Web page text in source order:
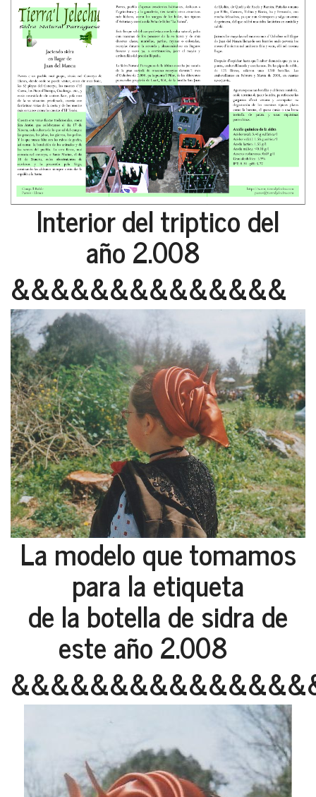
Interior del triptico del
año 2.008
&&&&&&&&&&&&&&
La modelo que tomamos
para la etiqueta
de la botella de sidra de
este año 2.008